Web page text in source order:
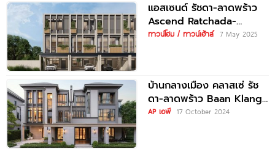
แอสเซนด์ รัชดา-ลาดพร้าว
Ascend Ratchada-
Ladprao ทาวน์โฮม 3 ชั้น
ทาวน์โฮม / ทาวน์เฮ้าส์ 7 May 2025
บ้านกลางเมือง คลาสเซ่ รัช
ดา-ลาดพร้าว Baan Klang
Muang Classe Ratchada-
AP เอพี 17 October 2024